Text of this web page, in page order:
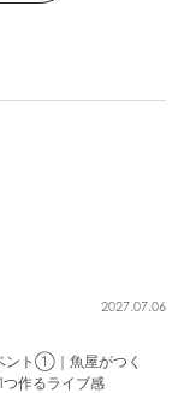
2027.07.06
ント①｜魚屋がつく
つ作るライブ感